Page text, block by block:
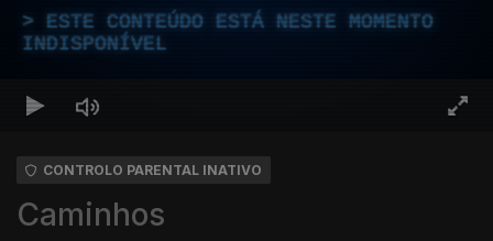
ESTE CONTEÚDO ESTÁ NESTE MOMENTO
INDISPONÍVEL
CONTROLO PARENTAL INATIVO
Caminhos